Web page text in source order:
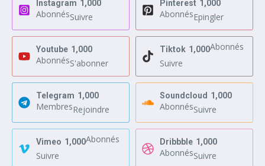
Instagram 1,000
AbonnésSuivre
Pinterest 1,000
AbonnésEpingler
Youtube 1,000
AbonnésS'abonner
Tiktok 1,000Abonnés
Suivre
Telegram 1,000
MembresRejoindre
Soundcloud 1,000
AbonnésSuivre
Vimeo 1,000Abonnés
Suivre
Dribbble 1,000
AbonnésSuivre